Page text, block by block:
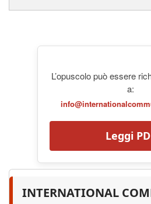
L’opuscolo può essere
a:
Leggi
INTERNATIONAL